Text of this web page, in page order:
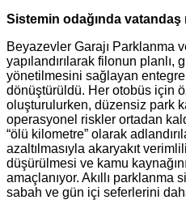
Sistemin odağında
Beyazevler Garajı Parklanma
yapılandırılarak filonun
yönetilmesini sağlayan
dönüştürüldü. Her otobüs için
oluşturulurken, düzensiz park
operasyonel riskler ortadan
“ölü kilometre” olarak
azaltılmasıyla akaryakıt
düşürülmesi ve kamu
amaçlanıyor. Akıllı
sabah ve gün içi seferlerini